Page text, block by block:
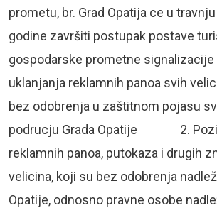
prometu, br. Grad Opatija ce u
godine završiti postupak postave
gospodarske prometne
uklanjanja reklamnih panoa svih
bez odobrenja u zaštitnom pojasu
podrucju Grada Opatije 2.
reklamnih panoa, putokaza i drugih
velicina, koji su bez odobrenja
Opatije, odnosno pravne osobe